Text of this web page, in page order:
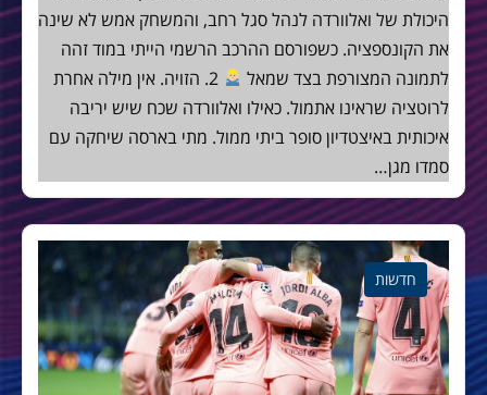
היכולת של ואלוורדה לנהל סגל רחב, והמשחק אמש לא שינה
את הקונספציה. כשפורסם ההרכב הרשמי הייתי במוד זהה
לתמונה המצורפת בצד שמאל
2. הזויה. אין מילה אחרת
לרוטציה שראינו אתמול. כאילו ואלוורדה שכח שיש יריבה
איכותית באיצטדיון סופר ביתי ממול. מתי בארסה שיחקה עם
סמדו מגן…
חדשות